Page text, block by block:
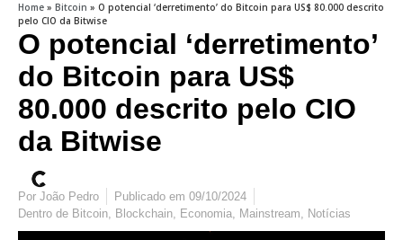
Home » Bitcoin » O potencial ‘derretimento’ do Bitcoin para US$ 80.000 descrito
pelo CIO da Bitwise
O potencial ‘derretimento’
do Bitcoin para US$
80.000 descrito pelo CIO
da Bitwise
Por João Pedro Publicado em 09/10/2024
Dentro de Bitcoin, Blockchain, Economia, Mainstream, Notícias